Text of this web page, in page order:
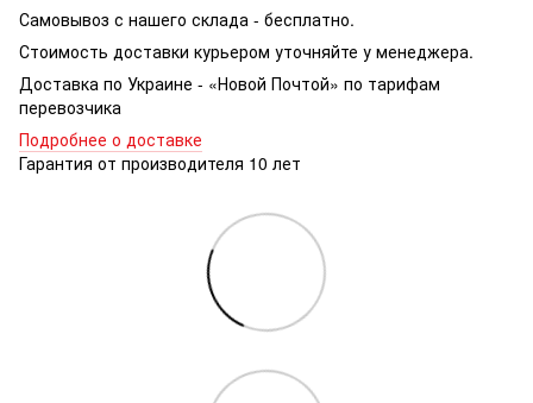
Самовывоз с нашего склада - бесплатно.
Стоимость доставки курьером уточняйте у менеджера.
Доставка по Украине - «Новой Почтой» по тарифам
перевозчика
Подробнее о доставке
Гарантия от производителя 10 лет